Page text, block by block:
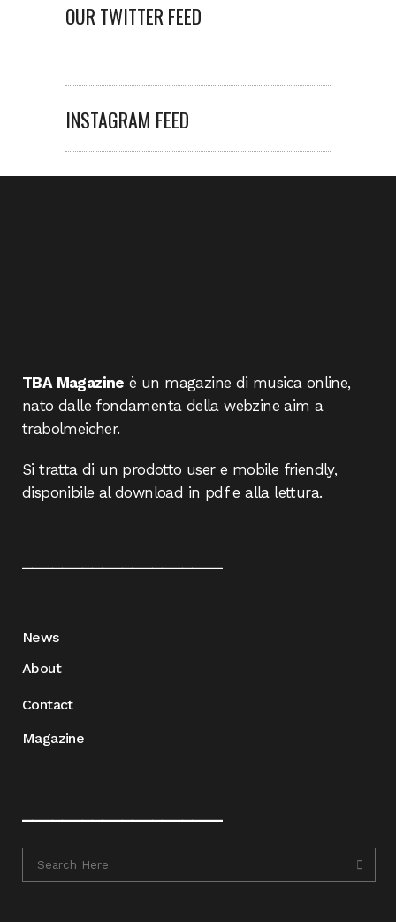
OUR TWITTER FEED
INSTAGRAM FEED
TBA Magazine è un magazine di musica online,
nato dalle fondamenta della webzine aim a
trabolmeicher.
Si tratta di un prodotto user e mobile friendly,
disponibile al download in pdf e alla lettura.
News
About
Contact
Magazine